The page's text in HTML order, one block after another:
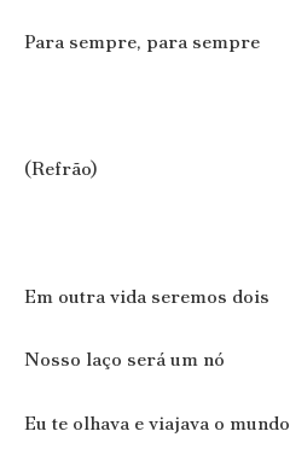
Para sempre, para sempre
(Refrão)
Em outra vida seremos dois
Nosso laço será um nó
Eu te olhava e viajava o mundo